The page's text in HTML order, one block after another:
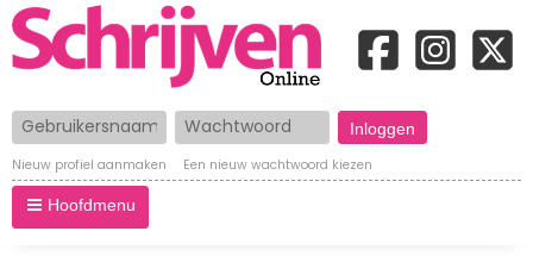
Gebruikersnaam Wachtwoord
Nieuw profiel aanmaken Een nieuw wachtwoord kiezen
Hoofdmenu